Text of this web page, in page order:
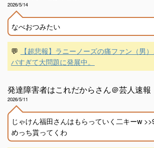
2026/5/14
なべおつみたい
💬
【超悲報】ラニーノーズの痛ファン（男
バすぎて大問題に発展中。
発達障害者はこれだからさん＠芸人速報
2026/5/11
じゃけん福田さんはもらっていく二キーw
めっち貰ってくわ